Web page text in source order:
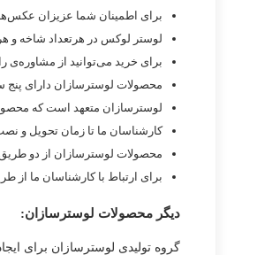
برای اطمینان شما عزیزان
لوستر لوکس در هرتعداد شاخه و
برای خرید می‌توانید از مشاوره‌ی
محصولات لوسترسازان دارای
لوسترسازان متعهد است که
کارشناسان ما تا زمان تحویل و
محصولات لوسترسازان از دو طریق
برای ارتباط با کارشناسان ما از طریق واتساپ
دیگر محصولات لوسترسازان:
گروه تولیدی لوسترسازان برای